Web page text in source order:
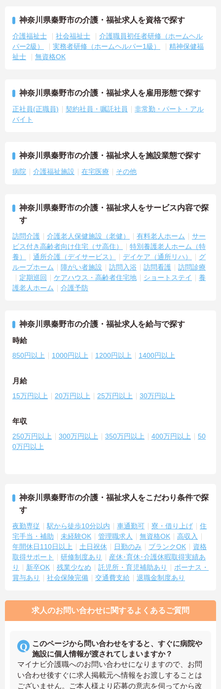
神奈川県秦野市の介護・福祉求人を資格で探す
介護福祉士 社会福祉士
介護職員初任者研修（ホームヘル
パー2級）
実務者研修（ホームヘルパー1級）
精神保健福
祉士
無資格OK
神奈川県秦野市の介護・福祉求人を雇用形態で探す
正社員(正職員) 契約社員・嘱託社員
非常勤・パート・アル
バイト
神奈川県秦野市の介護・福祉求人を施設業態で探す
病院 介護福祉施設 在宅医療 その他
神奈川県秦野市の介護・福祉求人をサービス内容で探
す
訪問介護 介護老人保健施設（老健） 有料老人ホーム
サー
ビス付き高齢者向け住宅（サ高住）
特別養護老人ホーム（特
養）
通所介護（デイサービス） デイケア（通所リハ）
グ
ループホーム
障がい者施設 訪問入浴 訪問看護
訪問診療
定期巡回
ケアハウス・高齢者住宅地 ショートステイ
養
護老人ホーム
介護予防
神奈川県秦野市の介護・福祉求人を給与で探す
時給
850円以上 1000円以上 1200円以上 1400円以上
月給
15万円以上 20万円以上 25万円以上 30万円以上
年収
250万円以上 300万円以上 350万円以上 400万円以上
50
0万円以上
神奈川県秦野市の介護・福祉求人をこだわり条件で探
す
夜勤専従 駅から徒歩10分以内 車通勤可 寮・借り上げ
住
宅手当・補助
未経験OK 管理職求人 無資格OK
高収入
年間休日110日以上
土日祝休 日勤のみ ブランクOK
資格
取得サポート
研修制度あり
産休･育休･介護休暇取得実績あ
り
新卒OK 残業少なめ 託児所・育児補助あり
ボーナス・
賞与あり
社会保険完備 交通費支給 退職金制度あり
求人のお問い合わせに関するよくあるご質問
このページから問い合わせをすると、すぐに病院や
施設に個人情報が渡されてしまいますか？
マイナビ介護職へのお問い合わせになりますので、お問
い合わせ後すぐに求人掲載元へ情報をお渡しすることは
ございません。ご本人様より応募の意志を伺ってから改